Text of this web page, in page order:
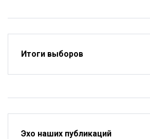
Итоги выборов
Эхо наших публикаций